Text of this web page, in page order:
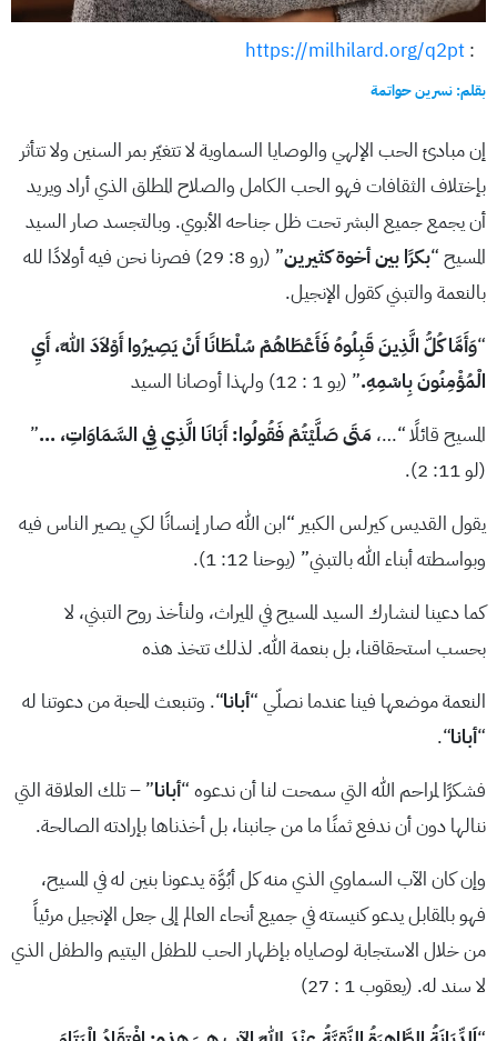
:
https://milhilard.org/q2pt
بقلم: نسرين حواتمة
إن مبادئ الحب الإلهي والوصايا السماوية لا تتغيّر بمر السنين ولا تتأثر
بإختلاف الثقافات فهو الحب الكامل والصلاح المطلق الذي أراد ويريد
أن يجمع جميع البشر تحت ظل جناحه الأبوي. وبالتجسد صار السيد
المسيح “بكرًا بين أخوة كثيرين
” (رو 8: 29) فصرنا نحن فيه أولادًا لله
بالنعمة والتبني كقول الإنجيل.
“وَأَمَّا كُلُّ الَّذِينَ قَبِلُوهُ فَأَعْطَاهُمْ سُلْطَانًا أَنْ يَصِيرُوا أَوْلاَدَ اللهِ، أَيِ
الْمُؤْمِنُونَ بِاسْمِهِ.” (يو 1 : 12) ولهذا أوصانا السيد
المسيح قائلًا “…، مَتَى صَلَّيْتُمْ فَقُولُوا: أَبَانَا الَّذِي فِي السَّمَاوَاتِ، …”
(لو 11: 2).
يقول القديس كيرلس الكبير “ابن الله صار إنسانًا لكي يصير الناس فيه
وبواسطته أبناء الله بالتبني” (يوحنا 12: 1).
كما دعينا لنشارك السيد المسيح في الميراث، ولنأخذ روح التبني، لا
بحسب استحقاقنا، بل بنعمة الله. لذلك تتخذ هذه
النعمة موضعها فينا عندما نصلّي “أبانا“. وتنبعث المحبة من دعوتنا له
“أبانا“.
فشكرًا لمراحم الله التي سمحت لنا أن ندعوه “أبانا” – تلك العلاقة التي
ننالها دون أن ندفع ثمنًا ما من جانبنا، بل أخذناها بإرادته الصالحة.
وإن كان الآب السماوي الذي منه كل أبُوَّة يدعونا بنين له في المسيح،
فهو بالمقابل يدعو كنيسته في جميع أنحاء العالم إلى جعل الإنجيل مرئياً
من خلال الاستجابة لوصاياه بإظهار الحب للطفل اليتيم والطفل الذي
لا سند له. (يعقوب 1 : 27)